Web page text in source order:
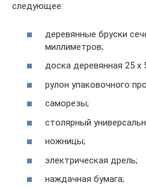
следующее:
деревянные бруски
миллиметров;
доска деревянная 25 х
рулон упаковочного
саморезы;
столярный
ножницы;
электрическая дрель;
наждачная бумага;